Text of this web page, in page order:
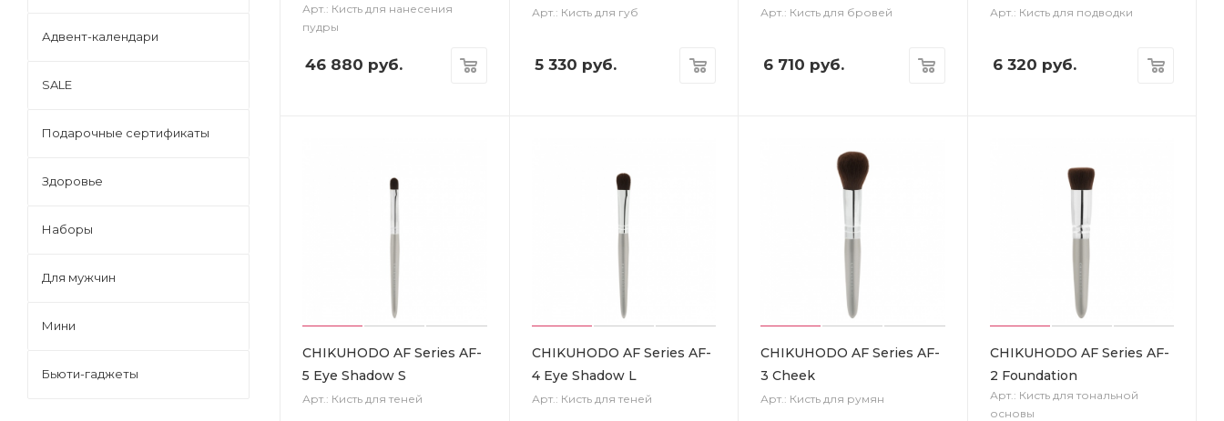
Арт.: Кисть для нанесения
пудры
46 880 руб.
Арт.: Кисть для губ
5 330 руб.
Арт.: Кисть для бровей
6 710 руб.
Арт.: Кисть для подводки
6 320 руб.
CHIKUHODO AF Series AF-
5 Eye Shadow S
Арт.: Кисть для теней
CHIKUHODO AF Series AF-
4 Eye Shadow L
Арт.: Кисть для теней
CHIKUHODO AF Series AF-
3 Cheek
Арт.: Кисть для румян
CHIKUHODO AF Series AF-
2 Foundation
Арт.: Кисть для тональной
основы
Адвент-календари
SALE
Подарочные сертификаты
Здоровье
Наборы
Для мужчин
Мини
Бьюти-гаджеты